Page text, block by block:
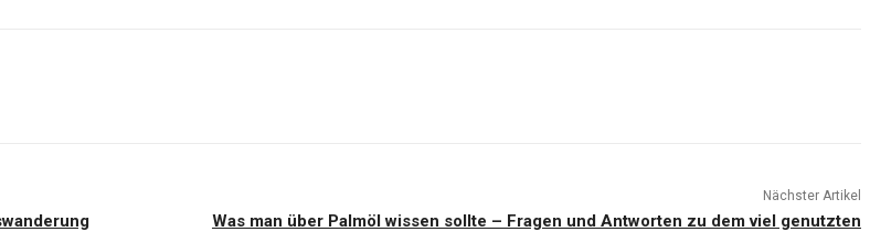
Nächster Artikel
Was man über Palmöl wissen sollte – Fragen und Antworten zu dem viel genutzten